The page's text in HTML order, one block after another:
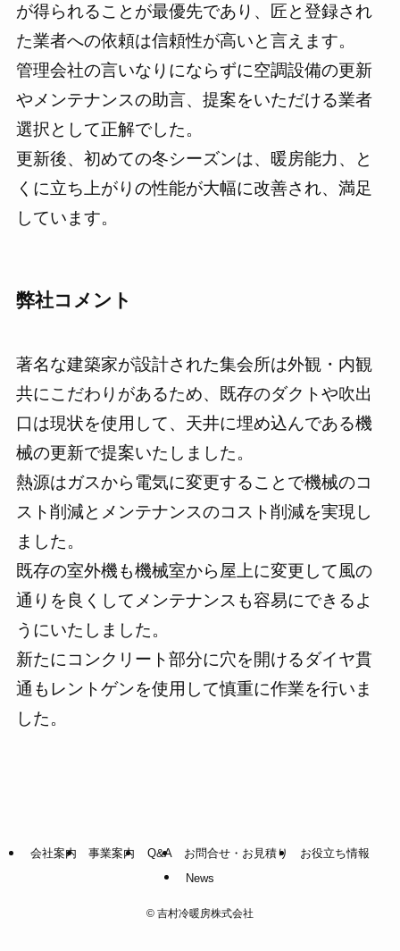
が得られることが最優先であり、匠と登録され
た業者への依頼は信頼性が高いと言えます。
管理会社の言いなりにならずに空調設備の更新
やメンテナンスの助言、提案をいただける業者
選択として正解でした。
更新後、初めての冬シーズンは、暖房能力、と
くに立ち上がりの性能が大幅に改善され、満足
しています。
弊社コメント
著名な建築家が設計された集会所は外観・内観
共にこだわりがあるため、既存のダクトや吹出
口は現状を使用して、天井に埋め込んである機
械の更新で提案いたしました。
熱源はガスから電気に変更することで機械のコ
スト削減とメンテナンスのコスト削減を実現し
ました。
既存の室外機も機械室から屋上に変更して風の
通りを良くしてメンテナンスも容易にできるよ
うにいたしました。
新たにコンクリート部分に穴を開けるダイヤ貫
通もレントゲンを使用して慎重に作業を行いま
した。
会社案内 事業案内 Q&A お問合せ・お見積り
お役立ち情報
News
© 吉村冷暖房株式会社